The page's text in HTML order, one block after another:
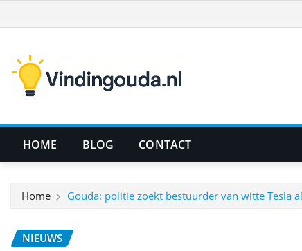
naar
inhoud
HOME BLOG CONTACT
Home Gouda: politie zoekt bestuurder van witte Tesla
NIEUWS